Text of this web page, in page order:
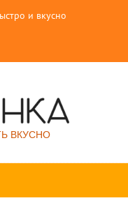
и вкусно
ВКУСНО